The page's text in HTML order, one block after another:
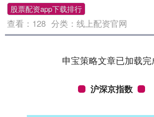
股票配资app下载排行
查看： 128 分类：线上配资官网
申宝策略文章已加载完
沪深京指数